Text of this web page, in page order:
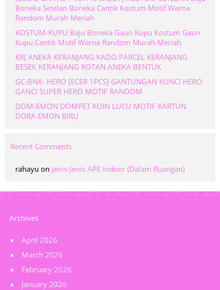
Boneka Setelan Boneka Cantik Kostum Motif Warna
Random Murah Meriah
KOSTUM-KUPU Baju Boneka Gaun Kupu Kostum Gaun
Kupu Cantik Motif Warna Random Murah Meriah
KRJ ANEKA KERANJANG KADO PARCEL KERANJANG
BESEK KERANJANG ROTAN ANEKA BENTUK
GC-BNK- HERO [ECER 1PCS] GANTUNGAN KUNCI HERO
GANCI SUPER HERO MOTIF RANDOM
DOM-EMON DOMPET KOIN LUCU MOTIF KARTUN
DORA EMON BIRU
Recent Comments
rahayu on Jenis-Jenis APE Indoor (Dalam Ruangan)
Archives
April 2026
March 2026
February 2026
January 2026